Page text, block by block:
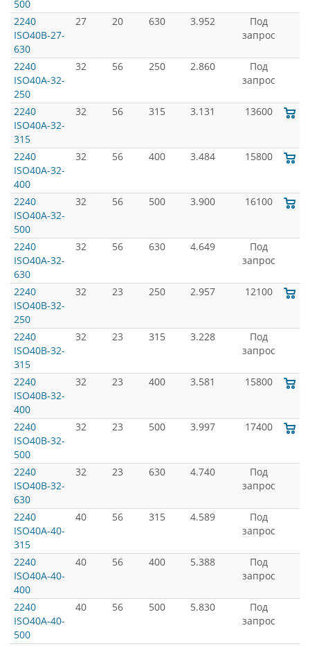
500
2240
ISO40B-27-
630
27 20 630 3.952
Под
запрос
2240
ISO40A-32-
250
32 56 250 2.860
Под
запрос
2240
ISO40A-32-
315
32 56 315 3.131 13600
2240
ISO40A-32-
400
32 56 400 3.484 15800
2240
ISO40A-32-
500
32 56 500 3.900 16100
2240
ISO40A-32-
630
32 56 630 4.649
Под
запрос
2240
ISO40B-32-
250
32 23 250 2.957 12100
2240
ISO40B-32-
315
32 23 315 3.228
Под
запрос
2240
ISO40B-32-
400
32 23 400 3.581 15800
2240
ISO40B-32-
500
32 23 500 3.997 17400
2240
ISO40B-32-
630
32 23 630 4.740
Под
запрос
2240
ISO40A-40-
315
40 56 315 4.589
Под
запрос
2240
ISO40A-40-
400
40 56 400 5.388
Под
запрос
2240
ISO40A-40-
500
40 56 500 5.830
Под
запрос